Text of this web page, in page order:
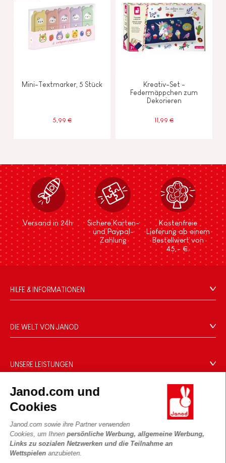
Janod.com und
Cookies
Janod.com sowie ihre Partner verwenden
Cookies, um Ihnenpersönliche Werbung, allgemeine Werbung,
Links zu sozialen Netzwerken und die Teilnahme an
Wettspielenanzubieten.
Mini-Textmarker, 5 Stück
5,99 €
Kreativ-Set -
Federmäppchen zum
Dekorieren
11,99 €
Versand in 24h
Sichere Karten-
und Paypal-
Zahlung
Kostenfreie
Lieferung ab einem
Bestellwert von
45,- €.
HILFE & INFORMATIONEN
FAQ
Kontakt
Produktrückruf
Cookies
Bedingungen für Angebote
Nutzungsbedingungen #YesJanod
DIE WELT VON JANOD
Unsere Expertise
CSR-Verpflichtungen
Was ist FSC®?
UNSERE LEISTUNGEN
Lieferbedingungen
Videos
Spielregeln und Anleitungen
Lose Stücke
Kinderaktivitäten zum Download
PROFESSIONAL
FOLGEN SIE UNS